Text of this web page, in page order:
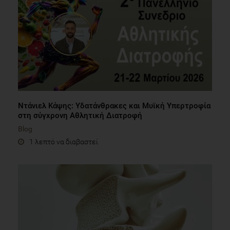
Ντάνιελ Κάψης: Υδατάνθρακες και Μυϊκή Υπερτροφία
στη σύγχρονη Αθλητική Διατροφή
Blog
1 λεπτό να διαβαστεί